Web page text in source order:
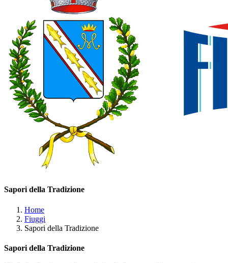
Sapori della Tradizione
Home
Fiuggi
Sapori della Tradizione
Sapori della Tradizione